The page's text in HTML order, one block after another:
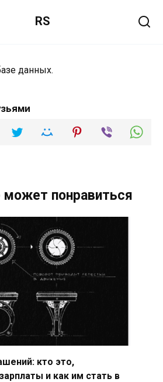
RS
данных.
понравиться
кто это,
и как им стать в